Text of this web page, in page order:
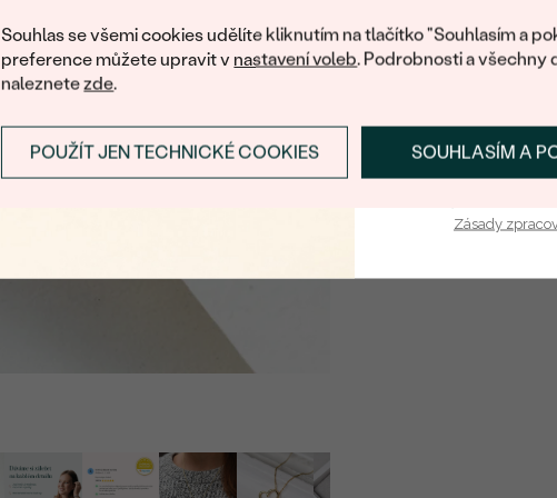
Souhlas se všemi cookies udělíte kliknutím na tlačítko "Souhlasím a
preference můžete upravit v nastavení voleb. Podrobnosti a všechny
naleznetezde.
SOUHLASÍM A
POUŽÍT JEN TECHNICKÉ COOKIES
VÝŠKA:
Detaily o osazeném
DRUH:
PŘIHLÁSIT
Zásady